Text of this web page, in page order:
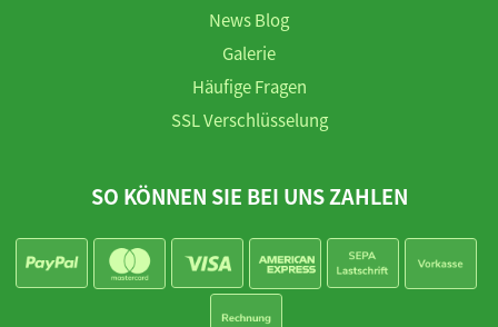
News Blog
Galerie
Häufige Fragen
SSL Verschlüsselung
SO KÖNNEN SIE BEI UNS ZAHLEN